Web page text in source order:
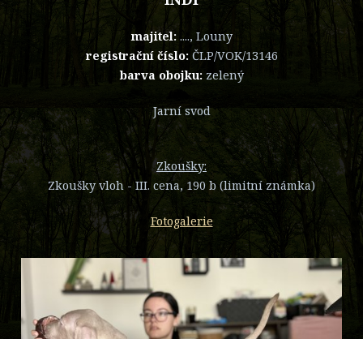
majitel: ...., Louny
registrační číslo: ČLP/VOK/13146
barva obojku: zelený
Jarní svod
Zkoušky:
Zkoušky vloh - III. cena, 190 b (limitní známka)
Fotogalerie